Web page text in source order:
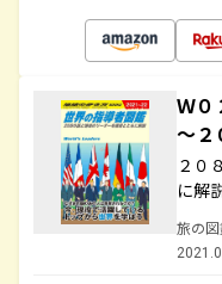
Ｗ
～２
２０
に解
旅の